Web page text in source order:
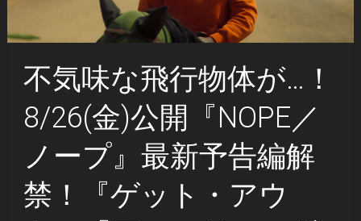
不気味な飛行物体が…！
8/26(金)公開『NOPE／
ノープ』最新予告編解
禁！『ゲット・アウ